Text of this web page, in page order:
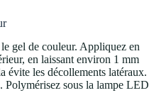
gel de couleur. Appliquez en
en laissant environ 1 mm
les décollements latéraux.
Polymérisez sous la lampe LED